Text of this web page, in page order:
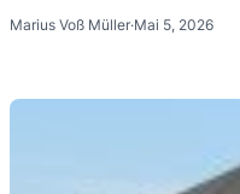
Marius Voß Müller·Mai 5, 2026